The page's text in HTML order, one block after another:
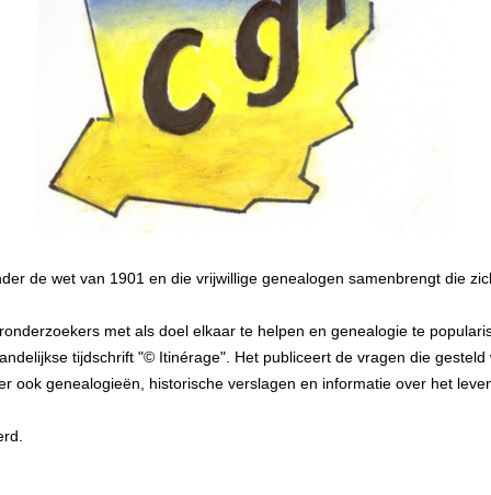
de wet van 1901 en die vrijwillige genealogen samenbrengt die
met als doel elkaar te helpen en genealogie te
tijdschrift "© Itinérage". Het publiceert de vragen die
ook genealogieën, historische verslagen en informatie over het